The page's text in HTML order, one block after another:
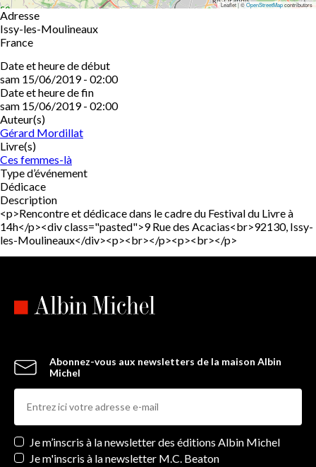
Leaflet | ©OpenStreetMapcontributors
Adresse
Issy-les-Moulineaux
France
Date et heure de début
sam 15/06/2019 - 02:00
Date et heure de fin
sam 15/06/2019 - 02:00
Auteur(s)
Gérard Mordillat
Livre(s)
Ces femmes-là
Type d’événement
Dédicace
Description
<p>Rencontre et dédicace dans le cadre du Festival du Livre à
14h</p><div class="pasted">9 Rue des Acacias<br>92130, Issy-
les-Moulineaux</div><p><br></p><p><br></p>
Abonnez-vous aux newsletters de la maison Albin
Michel
Newsletters
Je m’inscris à la newsletter des éditions Albin Michel
Je m'inscris à la newsletter M.C. Beaton